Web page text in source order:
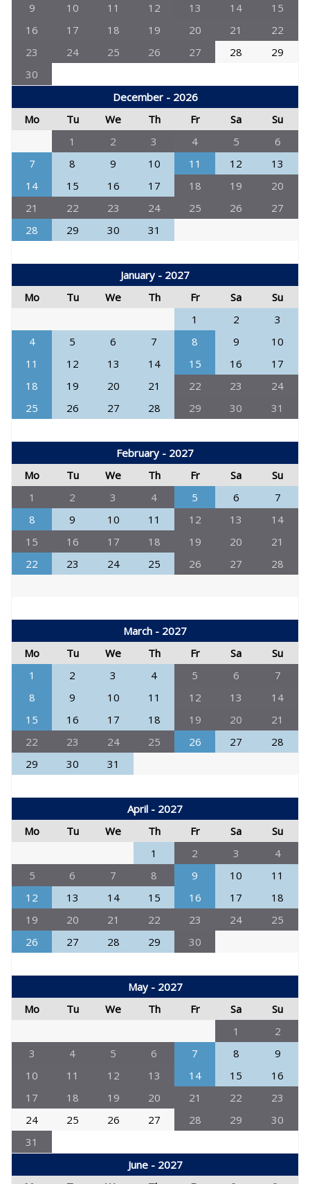
9
10 11 12 13 14
15
16
17 18 19 20 21
22
23
24 25 26 27 28
29
30
December - 2026
Mo
Tu We Th Fr Sa
Su
1
2 3 4 5
6
7
8 9 10 11 12
13
14
15 16 17 18 19
20
21
22 23 24 25 26
27
28
29 30 31
January - 2027
Mo
Tu We Th Fr Sa
Su
1
2
3
4
5 6 7 8 9
10
11
12 13 14 15 16
17
18
19 20 21 22 23
24
25
26 27 28 29 30 31
February - 2027
Mo
Tu We Th Fr Sa
Su
1
2 3 4 5 6
7
8
9 10 11 12 13
14
15
16 17 18 19 20
21
22
23 24 25 26 27 28
March - 2027
Mo
Tu We Th Fr Sa
Su
1
2 3 4 5 6
7
8
9 10 11 12 13
14
15
16 17 18 19 20
21
22
23 24 25 26 27
28
29
30 31
April - 2027
Mo
Tu We Th Fr Sa
Su
1
2 3
4
5
6 7 8 9 10
11
12
13 14 15 16 17
18
19
20 21 22 23 24
25
26
27 28 29 30
May - 2027
Mo
Tu We Th Fr Sa
Su
1
2
3
4 5 6 7 8
9
10
11 12 13 14 15
16
17
18 19 20 21 22
23
24
25 26 27 28 29
30
31
June - 2027